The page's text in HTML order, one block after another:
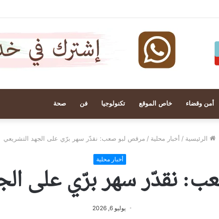
أمن وقضاء خاص الموقع تكنولوجيا فن صحة
الرئيسية / أخبار محلية / مرقص لبو صعب: نقدّر سهر برّي على الجهد التشريعي
أخبار محلية
نقدّر سهر برّي على
يوليو 6, 2026